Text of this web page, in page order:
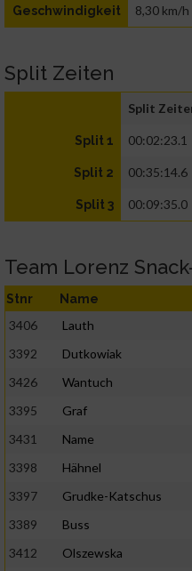
Geschwindigkeit 8,30 km/h
Split Zeiten
Split
Split 1 00:02:23.1
Split 2 00:35:14.6
Split 3 00:09:35.0
Team Lorenz
Stnr Name
3406 Lauth
3392
Dutkowiak
3426
Wantuch
3395
Graf
3431
Name
3398
Hähnel
3397
Grudke-Katschus
3389
Buss
3412
Olszewska